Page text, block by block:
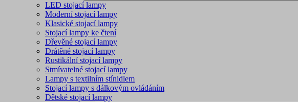
LED stojací lampy
Moderní stojací lampy
Klasické stojací lampy
Stojací lampy ke čtení
Dřevěné stojací lampy
Drátěné stojací lampy
Rustikální stojací lampy
Stmívatelné stojací lampy
Lampy s textilním stínidlem
Stojací lampy s dálkovým ovládáním
Dětské stojací lampy